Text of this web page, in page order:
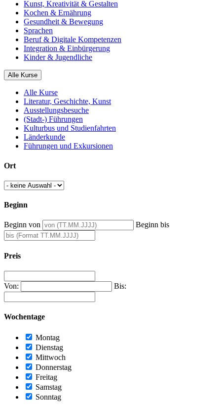
Kunst, Kreativität & Gestalten
Kochen & Ernährung
Gesundheit & Bewegung
Sprachen
Beruf & Digitale Kompetenzen
Integration & Einbürgerung
Kinder & Jugendliche
Alle Kurse
Alle Kurse
Literatur, Geschichte, Kunst
Ausstellungsbesuche
(Stadt-) Führungen
Kulturbus und Studienfahrten
Länderkunde
Führungen und Exkursionen
Ort
Beginn
Beginn von Beginn bis
Preis
Von: Bis:
Wochentage
Montag
Dienstag
Mittwoch
Donnerstag
Freitag
Samstag
Sonntag